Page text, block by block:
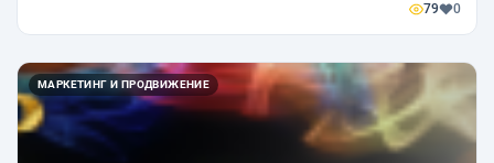
79 0
МАРКЕТИНГ И ПРОДВИЖЕНИЕ